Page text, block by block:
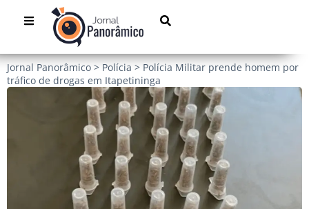
Jornal Panorâmico > Polícia > Polícia Militar prende homem por
tráfico de drogas em Itapetininga